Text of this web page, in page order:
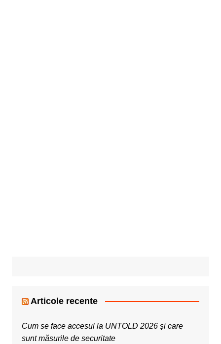
Articole recente
Cum se face accesul la UNTOLD 2026 și care
sunt măsurile de securitate